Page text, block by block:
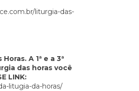
liturgia-das-
A 1ª e a 3ª
das horas você
LINK:
litugia-da-horas/